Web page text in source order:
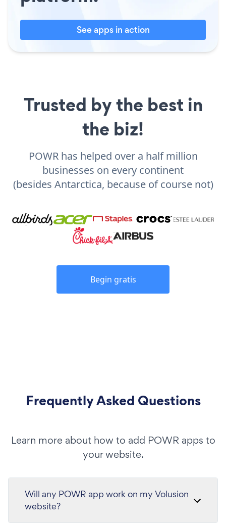
See apps in action
Trusted by the best in
the biz!
POWR has helped over a half million
businesses on every continent
(besides Antarctica, because of course not)
Begin gratis
Frequently Asked Questions
Learn more about how to add POWR apps to
your website.
Will any POWR app work on my Volusion
website?